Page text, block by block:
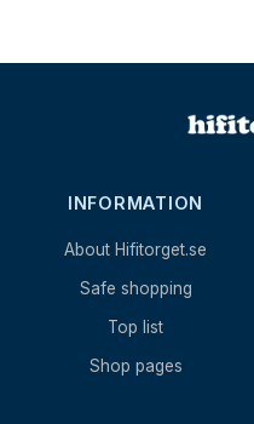
INFORMATION
About Hifitorget.se
Safe shopping
Top list
Shop pages